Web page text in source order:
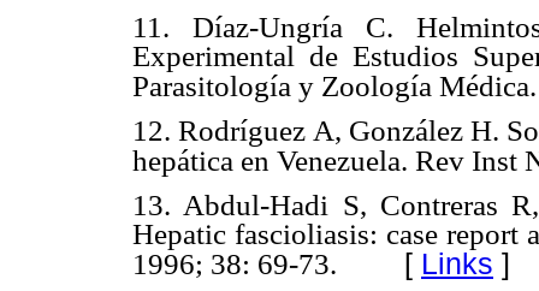
11. Díaz-Ungría C.
Experimental de Estudios
Parasitología y Zoología
12. Rodríguez A, González H.
hepática en Venezuela. Rev Inst
13. Abdul-Hadi S, Contreras
Hepatic fascioliasis: case report
1996; 38: 69-73. [ Links ]